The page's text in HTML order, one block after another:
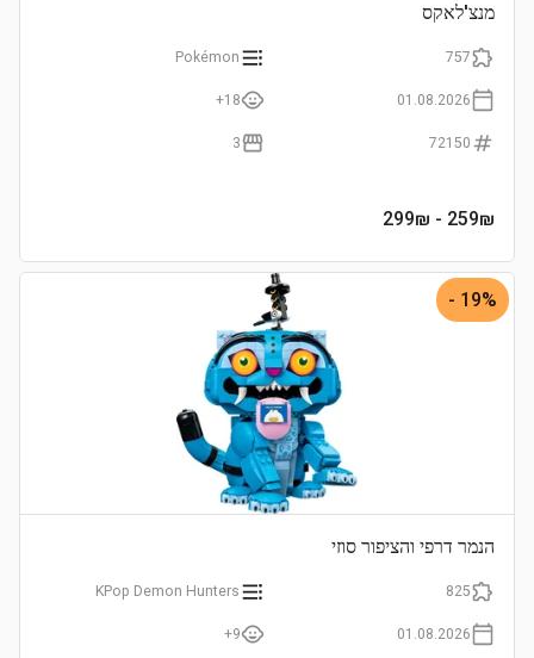
מנצ'לאקס
757
Pokémon
01.08.2026
18+
72150
3
259₪
- 299₪
19% -
הנמר דרפי והציפור סוזי
825
KPop Demon Hunters
01.08.2026
9+